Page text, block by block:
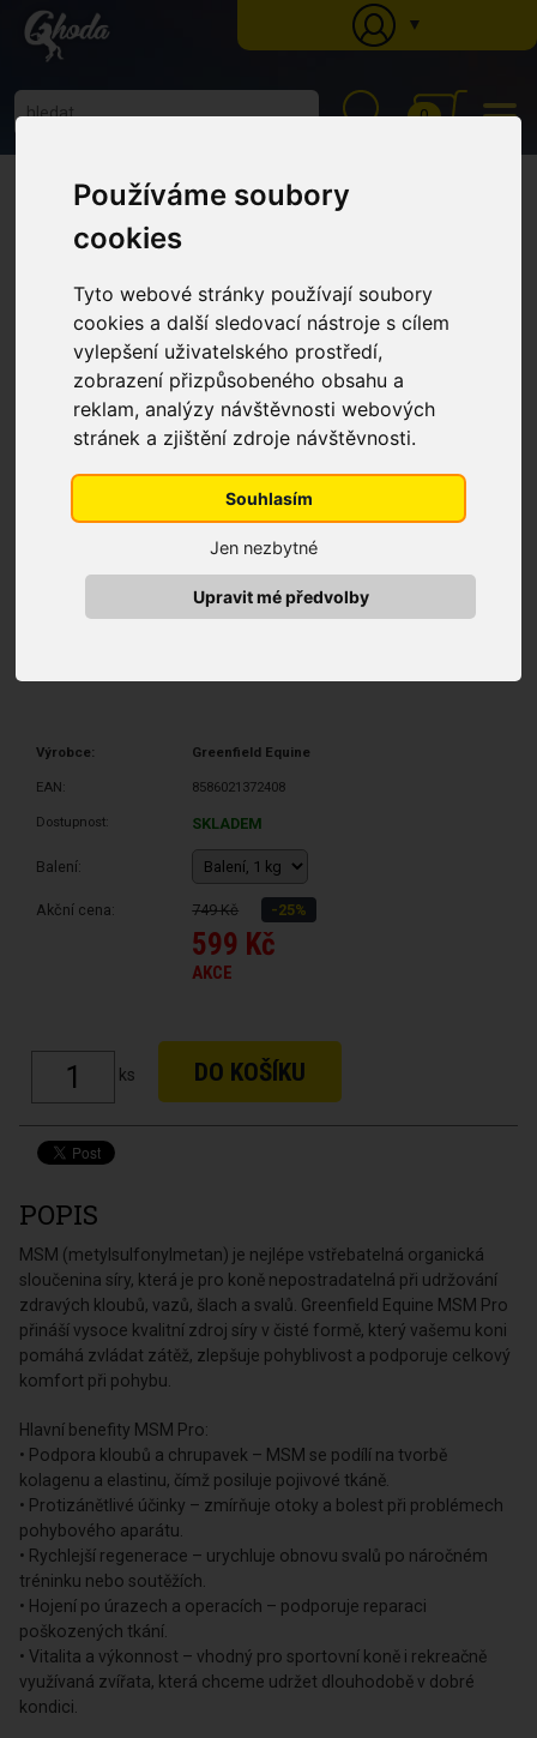
Používáme soubory
cookies
Tyto webové stránky používají soubory
cookies a další sledovací nástroje s cílem
vylepšení uživatelského prostředí,
zobrazení přizpůsobeného obsahu a
reklam, analýzy návštěvnosti webových
stránek a zjištění zdroje návštěvnosti.
Souhlasím
Jen nezbytné
Upravit mé předvolby
▼
0
k zdravým kloubům a rychlé regeneraci (Balení, 1 kg)
MSM PRO 100% v prášku - klíč k
zdravým kloubům a rychlé
regeneraci (Balení, 1 kg)
Výrobce: Greenfield Equine
EAN: 8586021372408
Dostupnost: SKLADEM
Balení:
Akční cena: 749 Kč -25%
599 Kč
AKCE
ks
POPIS
MSM (metylsulfonylmetan) je nejlépe vstřebatelná organická
sloučenina síry, která je pro koně nepostradatelná při udržování
zdravých kloubů, vazů, šlach a svalů. Greenfield Equine MSM Pro
přináší vysoce kvalitní zdroj síry v čisté formě, který vašemu koni
pomáhá zvládat zátěž, zlepšuje pohyblivost a podporuje celkový
komfort při pohybu.
Hlavní benefity MSM Pro:
• Podpora kloubů a chrupavek – MSM se podílí na tvorbě
kolagenu a elastinu, čímž posiluje pojivové tkáně.
• Protizánětlivé účinky – zmírňuje otoky a bolest při problémech
pohybového aparátu.
• Rychlejší regenerace – urychluje obnovu svalů po náročném
tréninku nebo soutěžích.
• Hojení po úrazech a operacích – podporuje reparaci
poškozených tkání.
• Vitalita a výkonnost – vhodný pro sportovní koně i rekreačně
využívaná zvířata, která chceme udržet dlouhodobě v dobré
kondici.